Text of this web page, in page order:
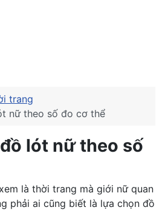
trang
nữ theo số đo cơ thể
lót nữ theo số
là thời trang mà giới nữ quan
phải ai cũng biết là lựa chọn đồ